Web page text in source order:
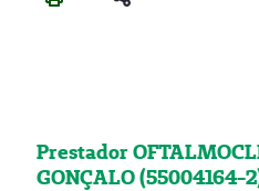
Prestador
GONÇALO (55004164-